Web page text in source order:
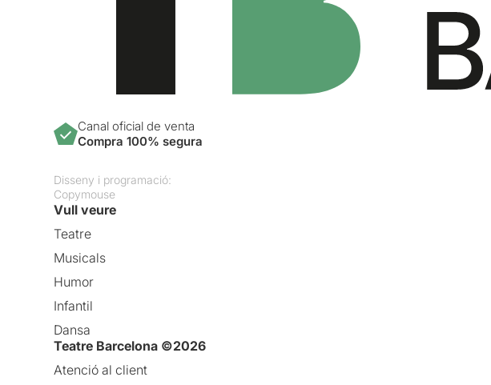
Canal oficial de venta
Compra 100% segura
Disseny i programació:
Copymouse
Vull veure
Teatre
Musicals
Humor
Infantil
Dansa
Teatre Barcelona ©2026
Atenció al client